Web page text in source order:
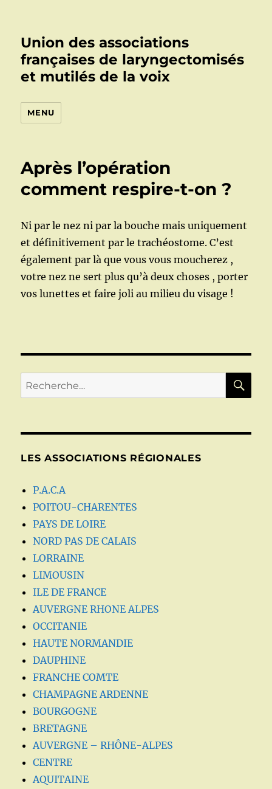
Union des associations
françaises de laryngectomisés
et mutilés de la voix
MENU
Après l’opération
comment respire-t-on ?
Ni par le nez ni par la bouche mais uniquement
et définitivement par le trachéostome. C’est
également par là que vous vous moucherez ,
votre nez ne sert plus qu’à deux choses , porter
vos lunettes et faire joli au milieu du visage !
Recherche
pour :
LES ASSOCIATIONS RÉGIONALES
P.A.C.A
POITOU-CHARENTES
PAYS DE LOIRE
NORD PAS DE CALAIS
LORRAINE
LIMOUSIN
ILE DE FRANCE
AUVERGNE RHONE ALPES
OCCITANIE
HAUTE NORMANDIE
DAUPHINE
FRANCHE COMTE
CHAMPAGNE ARDENNE
BOURGOGNE
BRETAGNE
AUVERGNE – RHÔNE-ALPES
CENTRE
AQUITAINE